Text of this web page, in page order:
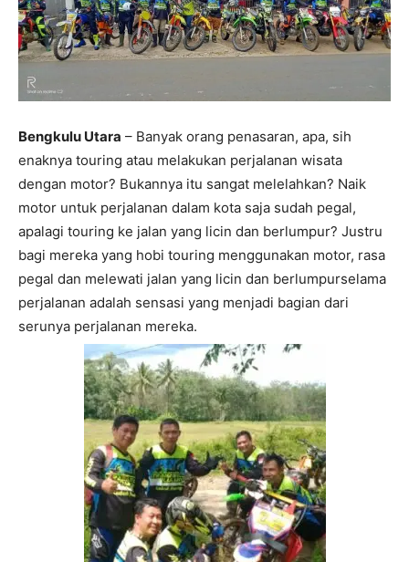
Bengkulu Utara – Banyak orang penasaran, apa, sih
enaknya touring atau melakukan perjalanan wisata
dengan motor? Bukannya itu sangat melelahkan? Naik
motor untuk perjalanan dalam kota saja sudah pegal,
apalagi touring ke jalan yang licin dan berlumpur? Justru
bagi mereka yang hobi touring menggunakan motor, rasa
pegal dan melewati jalan yang licin dan berlumpurselama
perjalanan adalah sensasi yang menjadi bagian dari
serunya perjalanan mereka.